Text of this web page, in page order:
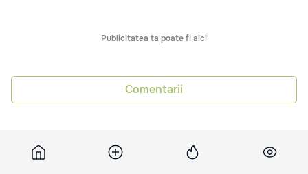
Publicitatea ta poate fi aici
Comentarii
Știri asemănătoare